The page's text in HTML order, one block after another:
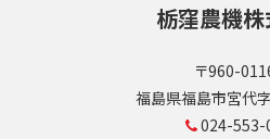
栃窪農機
〒960-
福島県福島市宮代
024-553-